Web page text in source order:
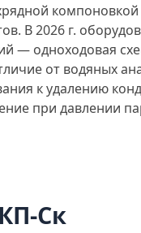
В 2026 г.
— одноходовая
от водяных
к удалению
при давлении
Ск